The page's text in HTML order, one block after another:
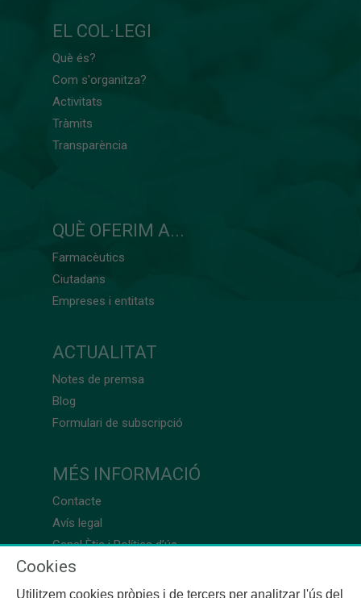
EL COL·LEGI
Què és?
Com s'organitza?
Activitats
Tràmits
Transparència
QUÈ OFERIM A...
Farmacèutics
Ciutadans
Empreses i entitats
ACTUALITAT
Notes de premsa
Blog
Formulari de subscripció
MÉS INFORMACIÓ
Contacte
Avís legal
Canal Ètic i Política d’ús
Cookies
Utilitzem cookies pròpies i de tercers per analitzar l'ús del